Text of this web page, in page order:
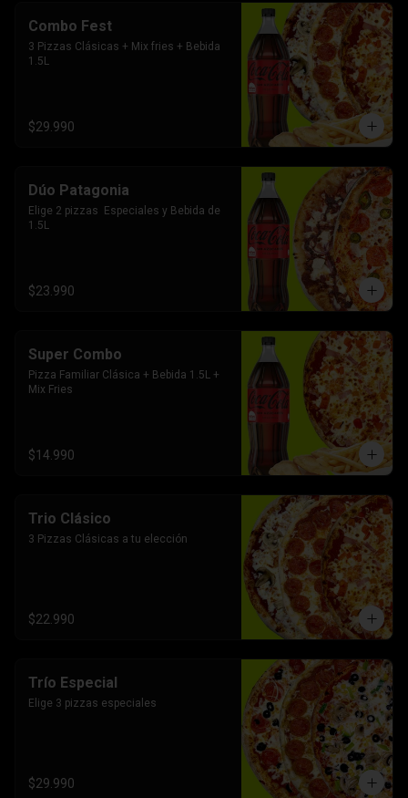
Combo Fest
3 Pizzas Clásicas + Mix fries + Bebida
1.5L
$29.990
Dúo Patagonia
Elige 2 pizzas  Especiales y Bebida de
1.5L
$23.990
Super Combo
Pizza Familiar Clásica + Bebida 1.5L +
Mix Fries
$14.990
Trio Clásico
3 Pizzas Clásicas a tu elección
$22.990
Trío Especial
Elige 3 pizzas especiales
$29.990